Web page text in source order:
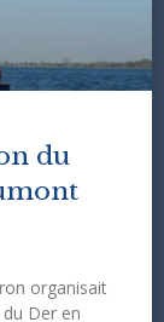
du
organisait
Der en